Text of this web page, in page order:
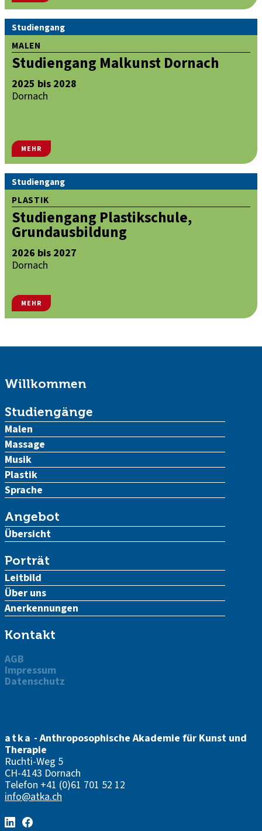
Studiengang
MALEN
Studiengang Malkunst Dornach
2025 bis 2028
Dornach
MEHR
Studiengang
PLASTIK
Studiengang Plastikschule,
Grundausbildung
2026 bis 2027
Dornach
MEHR
Willkommen
Studiengänge
Malen
Massage
Musik
Plastik
Sprache
Angebot
Übersicht
Porträt
Leitbild
Über uns
Anerkennungen
Kontakt
AGB
Impressum
Datenschutz
atka - Anthroposophische Akademie für Kunst und
Therapie
Ruchti-Weg 5
CH-4143 Dornach
Telefon +41 (0)61 701 52 12
info@atka.ch